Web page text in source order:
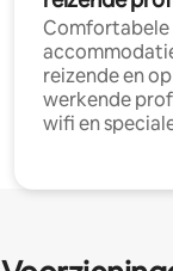
Comfortabele
reizende en
werkende
wifi en